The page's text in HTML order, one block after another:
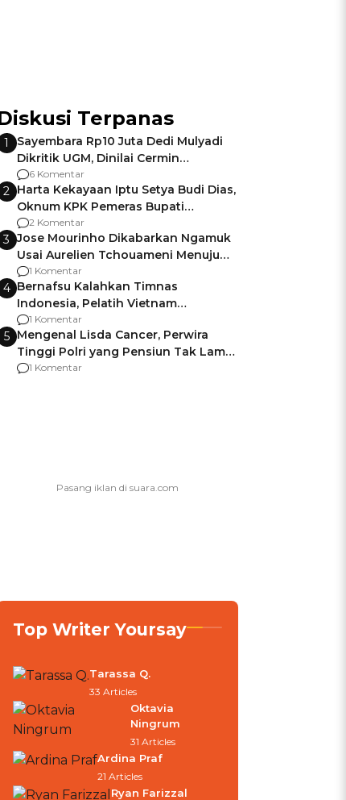
Terpanas
1
Sayembara Rp10 Juta Dedi Mulyadi
Dikritik UGM, Dinilai Cermin
Gagalnya Negara Jamin Keamanan
6 Komentar
2 Harta Kekayaan Iptu Setya Budi Dias,
Oknum KPK Pemeras Bupati
Pemalang
2 Komentar
3 Jose Mourinho Dikabarkan Ngamuk
Usai Aurelien Tchouameni Menuju
Manchester United
1 Komentar
4 Bernafsu Kalahkan Timnas
Indonesia, Pelatih Vietnam
Berencana Pakai Jimat di Pakansari
1 Komentar
5 Mengenal Lisda Cancer, Perwira
Tinggi Polri yang Pensiun Tak Lama
Usai Jadi Brigjen
1 Komentar
Top Writer Yoursay
Tarassa Q.
33 Articles
Oktavia
Ningrum
31 Articles
Ardina Praf
21 Articles
Ryan Farizzal